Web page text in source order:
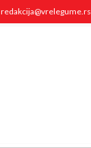
redakcija@vrelegume.rs